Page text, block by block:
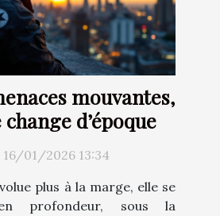
mouvantes,
d’époque
16/01/2026 13:34
plus à la marge, elle se
profondeur, sous la